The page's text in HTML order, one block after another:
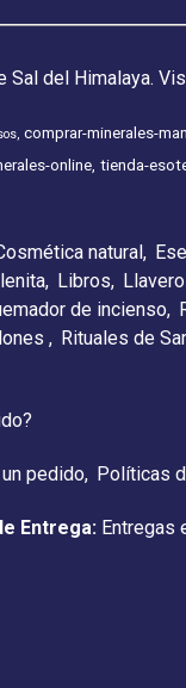
del Himalaya.
comprar-minerales-
online tienda-
natural
Libros
de incienso
Rituales de
pedido Políticas
Entrega: Entregas